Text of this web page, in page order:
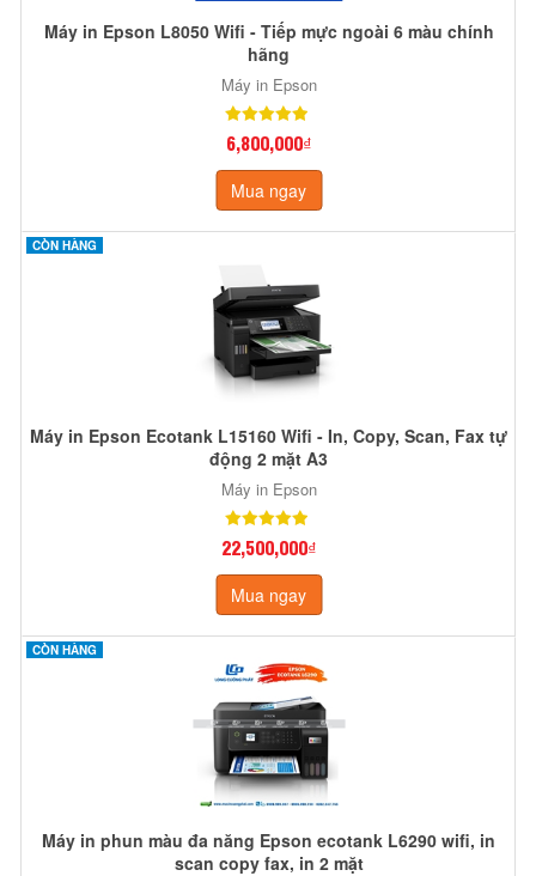
Máy in Epson L8050 Wifi - Tiếp mực ngoài 6 màu chính
hãng
Máy in Epson
6,800,000₫
Mua ngay
CÒN HÀNG
Máy in Epson Ecotank L15160 Wifi - In, Copy, Scan, Fax tự
động 2 mặt A3
Máy in Epson
22,500,000₫
Mua ngay
CÒN HÀNG
Máy in phun màu đa năng Epson ecotank L6290 wifi, in
scan copy fax, in 2 mặt